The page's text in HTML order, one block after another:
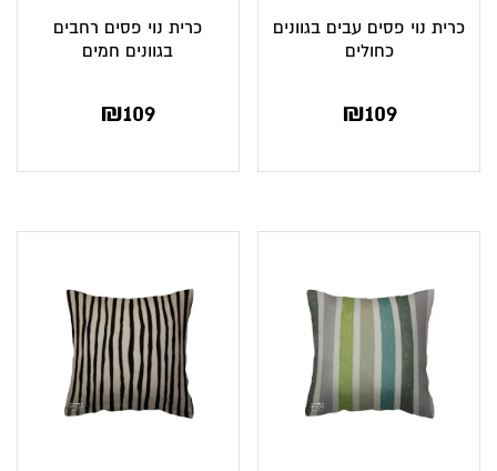
כרית נוי פסים עבים בגוונים
כחולים
₪109
כרית נוי פסים רחבים
בגוונים חמים
₪109